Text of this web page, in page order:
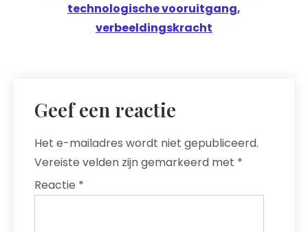
technologische vooruitgang,
verbeeldingskracht
Geef een reactie
Het e-mailadres wordt niet gepubliceerd.
Vereiste velden zijn gemarkeerd met *
Reactie *